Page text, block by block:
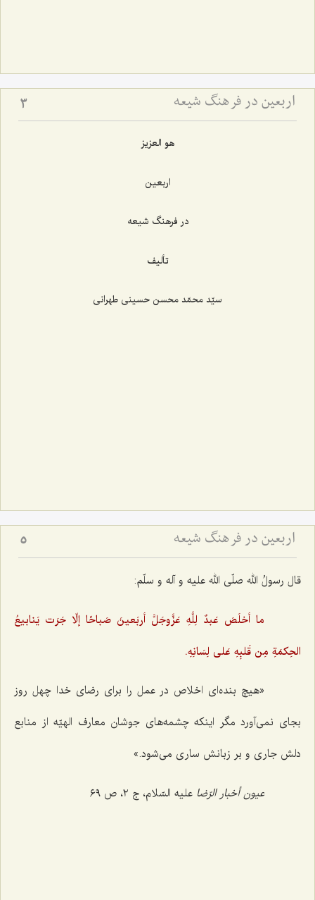
اربعین در فرهنگ شیعه 3
هو العزیز
اربعین
در فرهنگ شیعه
تألیف
سیّد محمّد محسن حسینی طهرانی
اربعین در فرهنگ شیعه 5
قال رسولُ الله صلّی الله علیه و آله و سلّم:
ما أخلَصَ عَبدٌ لِلَّهِ عَزَّوجَلَّ أربَعینَ صَباحًا إلّا جَرَت یَنابیعُ
الحِکمَةِ مِن قَلبِهِ عَلی لِسَانِهِ.
«هیچ بنده‌ای اخلاص در عمل را برای رضای خدا چهل روز
بجای نمی‌آورد مگر اینکه چشمه‌های جوشان معارف الهیّه از منابع
دلش جاری و بر زبانش ساری می‌شود.»
عیون أخبار الرّضا علیه السّلام، ج ‌٢، ص ٦٩